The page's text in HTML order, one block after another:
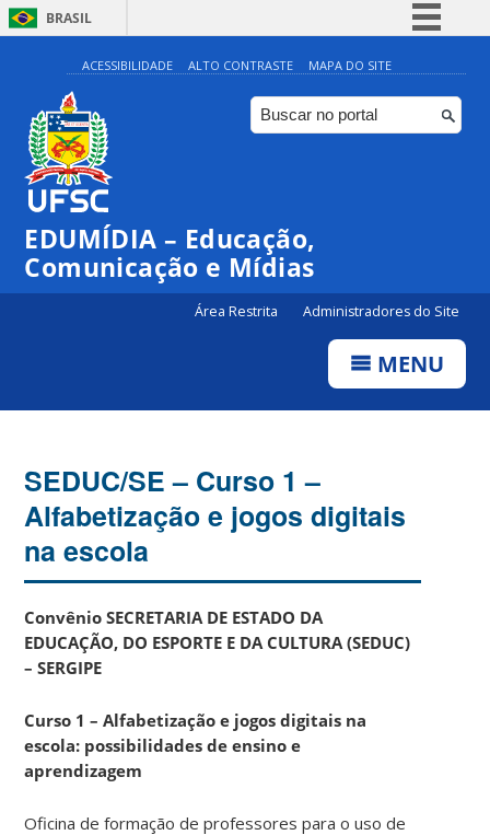
BRASIL
Simplifique!
Comunica BR
Participe
ACESSIBILIDADE ALTO CONTRASTE MAPA DO SITE
EDUMÍDIA – Educação,
Comunicação e Mídias
Área Restrita Administradores do Site
MENU
SEDUC/SE – Curso 1 –
Alfabetização e jogos digitais
na escola
Convênio SECRETARIA DE ESTADO DA
EDUCAÇÃO, DO ESPORTE E DA CULTURA (SEDUC)
– SERGIPE
Curso 1 –Alfabetização e jogos digitais na
escola: possibilidades de ensino e
aprendizagem
Oficina de formação de professores para o uso de